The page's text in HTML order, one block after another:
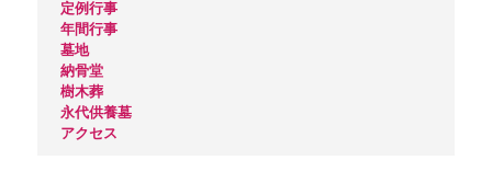
定例行事
年間行事
墓地
納骨堂
樹木葬
永代供養墓
アクセス